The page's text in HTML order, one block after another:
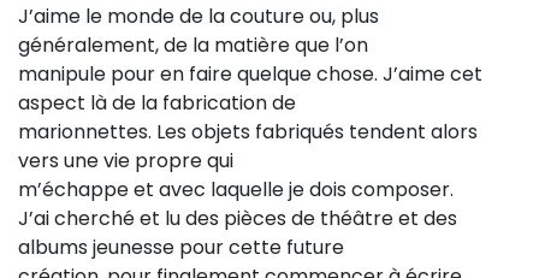
J’aime le monde de la couture ou, plus
généralement, de la matière que l’on
manipule pour en faire quelque chose. J’aime cet
aspect là de la fabrication de
marionnettes. Les objets fabriqués tendent alors
vers une vie propre qui
m’échappe et avec laquelle je dois composer.
J’ai cherché et lu des pièces de théâtre et des
albums jeunesse pour cette future